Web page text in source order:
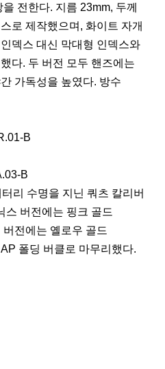
전한다. 지름 23mm, 두께
로 제작했으며, 화이트 자개
덱스 대신 막대형 인덱스와
다. 두 버전 모두 핸즈에는
가독성을 높였다. 방수
B
B
리 수명을 지닌 쿼츠 칼리버
스 버전에는 핑크 골드
전에는 옐로우 골드
폴딩 버클로 마무리했다.